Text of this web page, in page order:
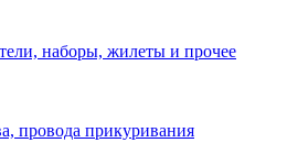
наборы, жилеты и прочее
провода прикуривания